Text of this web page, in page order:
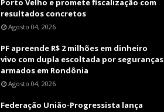
Porto Velho e promete fiscalização com
resultados concretos
Agosto 04, 2026
PF apreende R$ 2 milhões em dinheiro
vivo com dupla escoltada por seguranças
armados em Rondônia
Agosto 04, 2026
Federação União-Progressista lança